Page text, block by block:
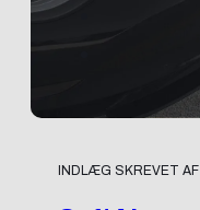
INDLÆG SKREVET AF